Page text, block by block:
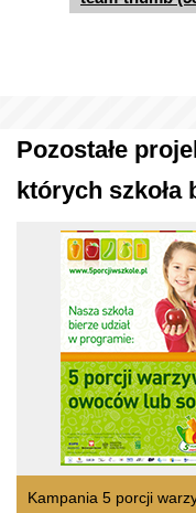
Pozostałe
których szkoła
Kampania 5 porcji